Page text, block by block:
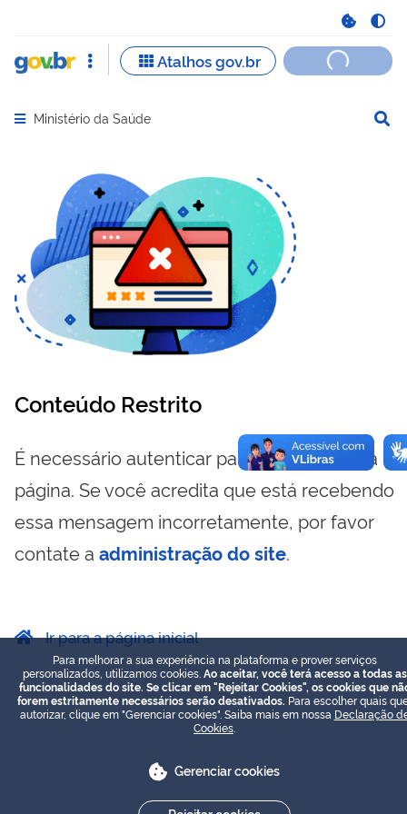
Abrir menu principal de navegação
Ministério da Saúde
Conteúdo Restrito
É necessário autenticar para visualizar essa
página. Se você acredita que está recebendo
essa mensagem incorretamente, por favor
contate a administração do site.
Ir para a página inicial
Para melhorar a sua experiência na plataforma e prover serviços
personalizados, utilizamos cookies. Ao aceitar, você terá acesso a todas as
funcionalidades do site. Se clicar em "Rejeitar Cookies", os cookies que
forem estritamente necessários serão desativados. Para escolher quais
autorizar, clique em "Gerenciar cookies". Saiba mais em nossa Declaração
Cookies
Gerenciar cookies